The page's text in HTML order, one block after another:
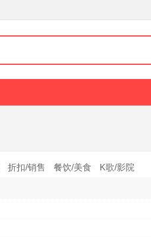
折扣/销售 餐饮/美食 K歌/影院